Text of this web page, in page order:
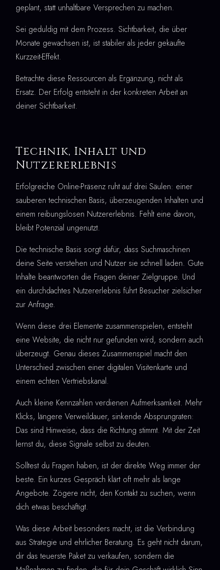
geplant, statt unhaltbare Versprechen zu machen.
Sei geduldig mit dem Prozess. Sichtbarkeit, die über
Monate gewachsen ist, ist stabiler als jeder gekaufte
Kurzzeit-Effekt.
Betrachte diese Ressourcen als Ergänzung, nicht als
Ersatz. Der Erfolg entsteht in der konkreten Arbeit an
deiner Sichtbarkeit.
Technik, Inhalt und
Nutzererlebnis
Erfolgreiche Online-Präsenz ruht auf drei Säulen: einer
sauberen technischen Basis, überzeugenden Inhalten und
einem reibungslosen Nutzererlebnis. Fehlt eine davon,
bleibt Potenzial ungenutzt.
Die technische Basis sorgt dafür, dass Suchmaschinen
deine Seite verstehen und Nutzer sie schnell laden. Gute
Inhalte beantworten die Fragen deiner Zielgruppe. Und
ein durchdachtes Nutzererlebnis führt Besucher zielsicher
zur Anfrage.
Wenn diese drei Elemente zusammenspielen, entsteht
eine Website, die nicht nur gefunden wird, sondern auch
überzeugt. Genau dieses Zusammenspiel macht den
Unterschied zwischen einer digitalen Visitenkarte und
einem echten Vertriebskanal.
Auch kleine Kennzahlen verdienen Aufmerksamkeit. Mehr
Klicks, längere Verweildauer, sinkende Absprungraten:
Das sind Hinweise, dass die Richtung stimmt. Mit der Zeit
lernst du, diese Signale selbst zu deuten.
Solltest du Fragen haben, ist der direkte Weg immer der
beste. Ein kurzes Gespräch klärt oft mehr als lange
Angebote. Zögere nicht, den Kontakt zu suchen, wenn
dich etwas beschäftigt.
Was diese Arbeit besonders macht, ist die Verbindung
aus Strategie und ehrlicher Beratung. Es geht nicht darum,
dir das teuerste Paket zu verkaufen, sondern die